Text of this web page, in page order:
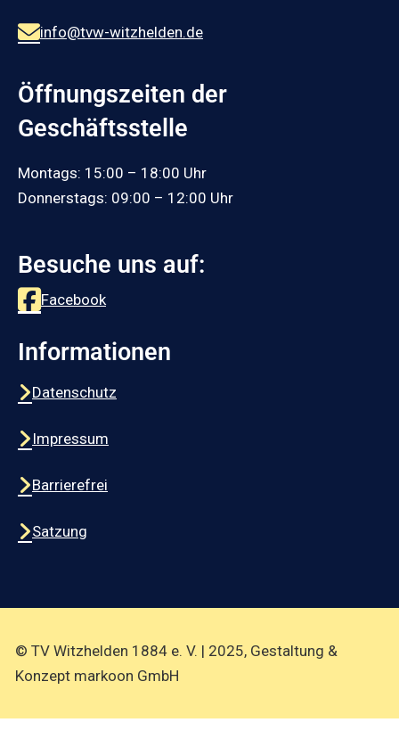
info@tvw-witzhelden.de
Öffnungszeiten der
Geschäftsstelle
Montags: 15:00 – 18:00 Uhr
Donnerstags: 09:00 – 12:00 Uhr
Besuche uns auf:
Facebook
Informationen
Datenschutz
Impressum
Barrierefrei
Satzung
© TV Witzhelden 1884 e. V. | 2025, Gestaltung &
Konzept markoon GmbH